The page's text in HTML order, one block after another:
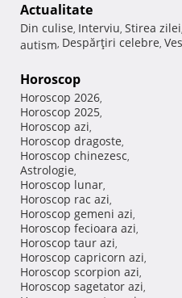
Actualitate
Din culise, Interviu, Stirea zilei,
autism, Despărţiri celebre,
Horoscop
Horoscop 2026,
Horoscop 2025,
Horoscop azi,
Horoscop dragoste,
Horoscop chinezesc,
Astrologie,
Horoscop lunar,
Horoscop rac azi,
Horoscop gemeni azi,
Horoscop fecioara azi,
Horoscop taur azi,
Horoscop capricorn azi,
Horoscop scorpion azi,
Horoscop sagetator azi,